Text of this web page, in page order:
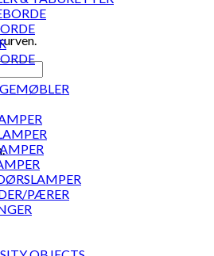
PÆRER